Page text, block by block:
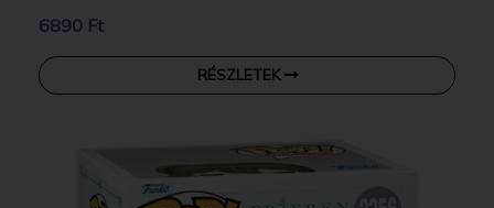
6890 Ft
RÉSZLETEK